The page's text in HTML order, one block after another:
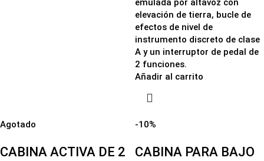
emulada por altavoz con
elevación de tierra, bucle de
efectos de nivel de
instrumento discreto de clase
A y un interruptor de pedal de
2 funciones.
Añadir al carrito
Agotado
CABINA ACTIVA DE 2
-10%
CABINA PARA BAJO